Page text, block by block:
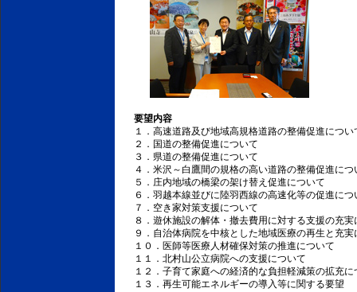
要望内容
１．高速道路及び地域高規格道路の整備促進につい
２．国道の整備促進について
３．県道の整備促進について
４．米沢～白鷹間の規格の高い道路の整備促進につ
５．庄内地域の橋梁の架け替え促進について
６．羽越本線並びに陸羽西線の高速化等の促進につ
７．空き家対策支援について
８．遊休施設の解体・撤去費用に対する支援の充実
９．自治体病院を中核とした地域医療の再生と充
１０．医師等医療人材確保対策の推進について
１１．北村山公立病院への支援について
１２．子育て家庭への経済的な負担軽減策の拡充に
１３．再生可能エネルギーの導入等に関する要望